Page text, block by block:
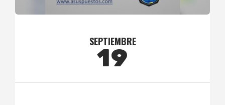
SEPTIEMBRE
19